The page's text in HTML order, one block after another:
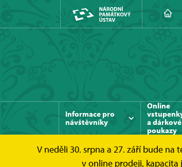
Informace pro
návštěvníky
Online
a dárkové
poukazy
V neděli 30. srpna a 27. září bude
v online prodeji,
Manětín Tipy na výlet